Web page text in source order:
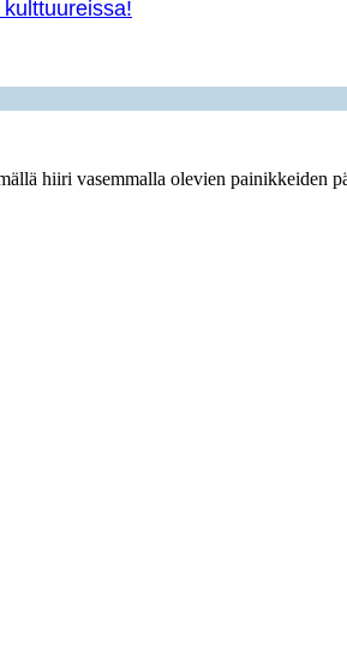
hiiri vasemmalla olevien painikkeiden